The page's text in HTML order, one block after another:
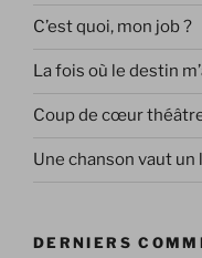
C’est quoi, mon job ?
La fois où le destin
Coup de cœur
Une chanson vaut
DERNIERS